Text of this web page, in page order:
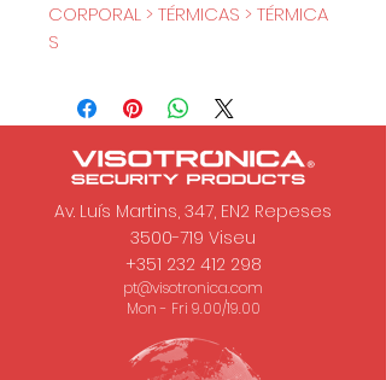
CORPORAL > TÉRMICAS > TÉRMICA
S
Av. Luís Martins, 347, EN2 Repeses
3500-719 Viseu
+351 232 412 298
pt@visotronica.com
Mon - Fri 9.00/19.00